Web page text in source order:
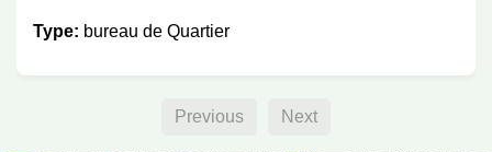
Type: bureau de Quartier
Previous Next